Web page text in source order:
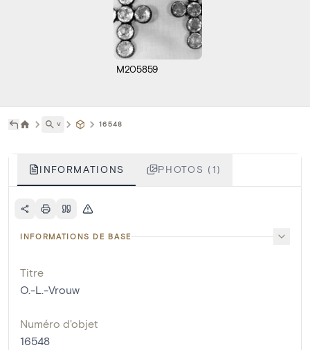
M205859
˅ 16548
INFORMATIONS PHOTOS (1)
INFORMATIONS DE BASE
Titre
O.-L.-Vrouw
Numéro d'objet
16548